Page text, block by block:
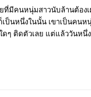
ที่มีคนหนุ่มสาวนับล้านต้อง
ก็เป็นหนึ่งในนั้น เขาเป็นคน
ๆ ติดตัวเลย แต่แล้ววันหนึ่ง